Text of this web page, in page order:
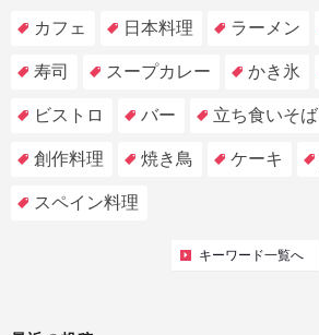
カフェ 日本料理 ラーメン
寿司 スープカレー かき氷
ビストロ バー 立ち食いそば
創作料理 焼き鳥 ケーキ
スペイン料理
キーワード一覧へ